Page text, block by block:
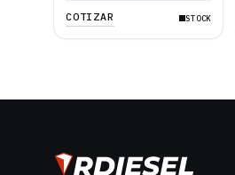
Seal Kit Komatsu PC200-8
COTIZAR STOCK